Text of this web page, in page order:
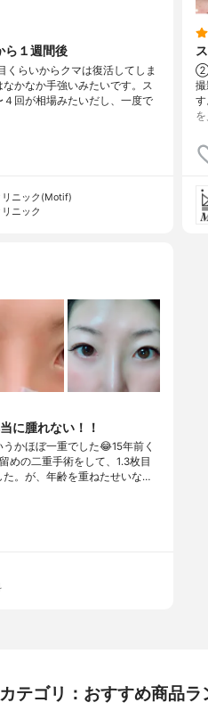
１週間後
らいからクマは復活してしま
かなか手強いみたいです。ス
回が相場みたいだし、一度で
リニック(Motif)
ニック
②
撮
に腫れない！！
かほぼ一重でした😂15年前く
めの二重手術をして、1.3枚目
。が、年齢を重ねたせいな…
テゴリ：おすすめ商品ラ